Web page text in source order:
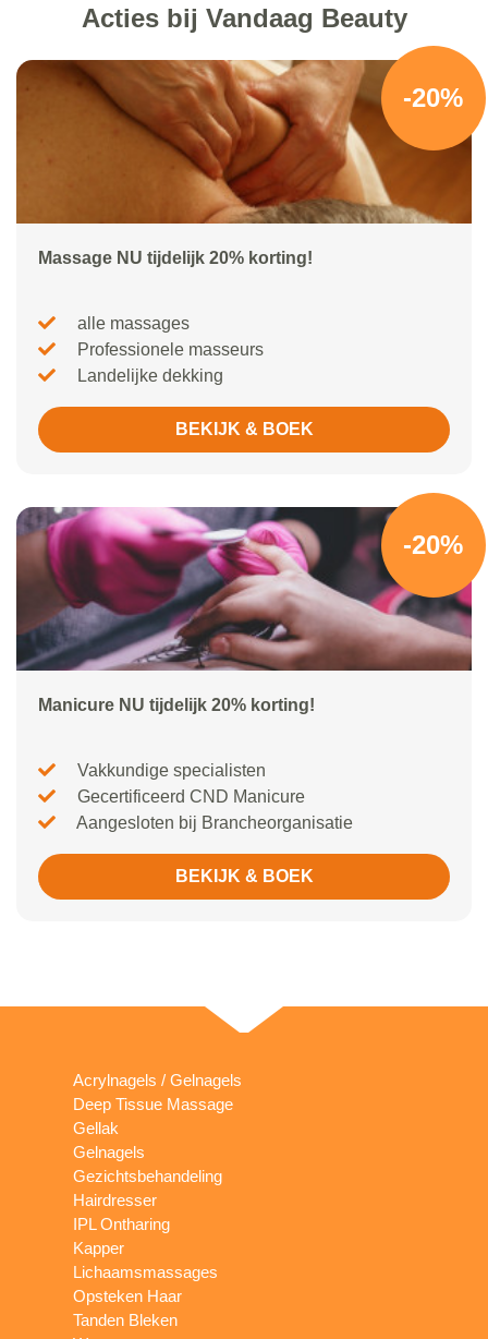
Acties bij Vandaag Beauty
-20%
Massage NU tijdelijk 20% korting!
alle massages
Professionele masseurs
Landelijke dekking
BEKIJK & BOEK
-20%
Manicure NU tijdelijk 20% korting!
Vakkundige specialisten
Gecertificeerd CND Manicure
Aangesloten bij Brancheorganisatie
BEKIJK & BOEK
Acrylnagels / Gelnagels
Deep Tissue Massage
Gellak
Gelnagels
Gezichtsbehandeling
Hairdresser
IPL Ontharing
Kapper
Lichaamsmassages
Opsteken Haar
Tanden Bleken